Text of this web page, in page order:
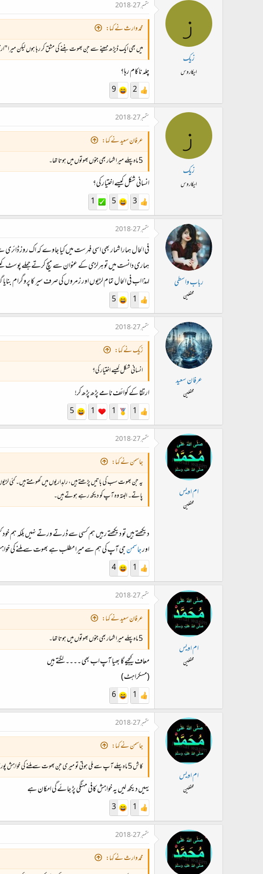
ز
زیک
ایکاروس
ستمبر 27، 2018
محمد وارث نے کہا:
میں بھی ایک ڈیڑھ مہینے سے جن بھوت بننے کی مشق کر رہا ہوں لیکن میرا
چلہ ناکام رہا؟
2
9
ز
زیک
ایکاروس
ستمبر 27، 2018
عرفان سعید نے کہا:
5 ماہ پہلے میرا شمار بھی جنوں بھوتوں میں ہوتا تھا۔
انسانی شکل کیسے اختیار کی؟
3
5
1
رباب واسطی
محفلین
ستمبر 27، 2018
فی الحال ہمارا شمار بھی اسی فہرست میں کیا جاوے کہ اک روز
ہماری دانست میں تو ہرلڑی کے عنوان سے میچ کرتے جملے پوسٹ
لہذا اب فی الحال تمام لڑیوں اور زمروں کی صرف سیر کا پروگرام
1
5
عرفان سعید
محفلین
ستمبر 27، 2018
زیک نے کہا:
انسانی شکل کیسے اختیار کی؟
ارتقا کے کوائف نامے پڑھ پڑھ کر!
1
1
1
5
ام اویس
محفلین
ستمبر 27، 2018
جاسمن نے کہا:
یہ جن بھوت سب کی باتیں پڑھتے ہیں، راہداریوں میں گھومتے ہیں۔کئی
پاتے۔ البتہ وہ آپ کو دیکھ رہے ہوتے ہیں۔
دیکھتے ہیں تو دیکھتے رہیں ہم کسی سے ڈرتے ورتے نہیں بلکہ ہم
اورجاسمنجی آپ کی ہم سے میرا مطلب ہے بھوت سے ملنے کی
1
4
ام اویس
محفلین
ستمبر 27، 2018
عرفان سعید نے کہا:
5 ماہ پہلے میرا شمار بھی جنوں بھوتوں میں ہوتا تھا۔
معاف کیجیے گا بھیا آپ اب بھی ۔۔۔۔ لگتے ہیں
(مسکراہٹ )
1
6
ام اویس
محفلین
ستمبر 27، 2018
جاسمن نے کہا:
کاش 5 ماہ پہلے آپ سے ملی ہوتی تو میری جن بھوت سے ملنے کی خواہش پوری ہوجاتی۔
یہیں دیکھ لیں یہ خواہش کافی مہنگی پڑ جائے گی امکان ہے
1
3
ستمبر 27، 2018
محمد وارث نے کہا: